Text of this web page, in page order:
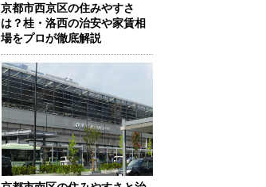
京都市西京区の住みやすさ
は？桂・洛西の治安や家賃相
場をプロが徹底解説